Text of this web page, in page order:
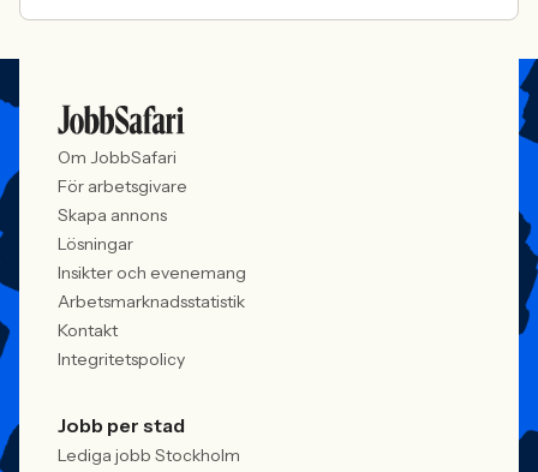
Om JobbSafari
För arbetsgivare
Skapa annons
Lösningar
Insikter och evenemang
Arbetsmarknadsstatistik
Kontakt
Integritetspolicy
Jobb per stad
Lediga jobb Stockholm